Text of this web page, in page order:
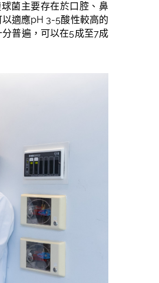
菌主要存在於口腔、鼻
適應pH 3-5酸性較高的
普遍，可以在5成至7成